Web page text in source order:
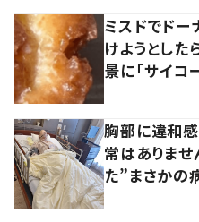
ミスドでド
けようとし
景に「サイコ
胸部に違和
常はありま
た”まさかの